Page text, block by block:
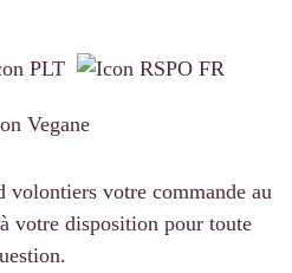
volontiers votre commande au
votre disposition pour toute